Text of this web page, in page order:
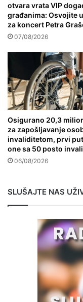
otvara vrata VIP
građanima: Osvojite
za koncert Petra
07/08/2026
Osigurano 20,3
za zapošljavanje
invaliditetom, prvi
one sa 50 posto
06/08/2026
SLUŠAJTE NAS